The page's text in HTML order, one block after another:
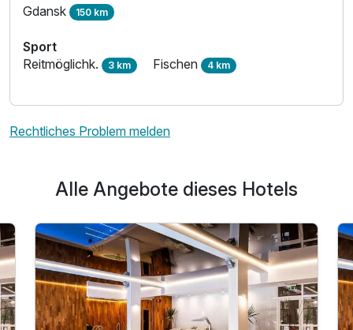
Ausstattung
Für 6 Tage p.P. ab
Gdansk 150 km
Sport
Reitmöglichk. 3 km Fischen 4 km
Rechtliches Problem melden
Alle Angebote dieses Hotels